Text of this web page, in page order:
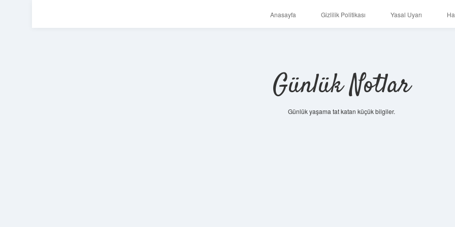
Anasayfa Gizlilik Politikası Yasal Uyarı
Günlük Notlar
Günlük yaşama tat katan küçük bilgiler.